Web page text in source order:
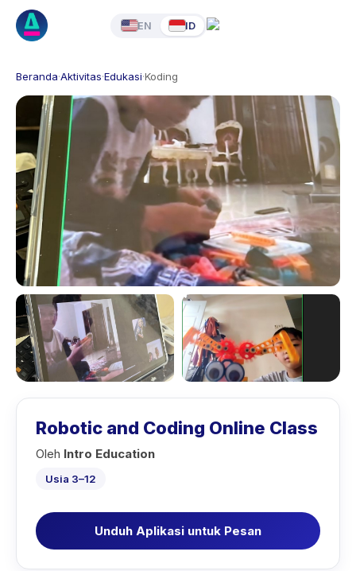
EN ID
Beranda·Aktivitas·Edukasi·Koding
Robotic and Coding Online Class
Oleh Intro Education
Usia 3–12
Unduh Aplikasi untuk Pesan